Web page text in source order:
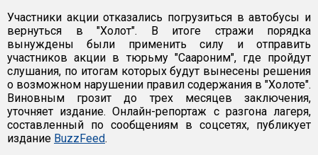
Участники акции отказались погрузиться в автобусы и
вернуться в "Холот". В итоге стражи порядка
вынуждены были применить силу и отправить
участников акции в тюрьму "Саароним", где пройдут
слушания, по итогам которых будут вынесены решения
о возможном нарушении правил содержания в "Холоте".
Виновным грозит до трех месяцев заключения,
уточняет издание. Онлайн-репортаж с разгона лагеря,
составленный по сообщениям в соцсетях, публикует
издание BuzzFeed.